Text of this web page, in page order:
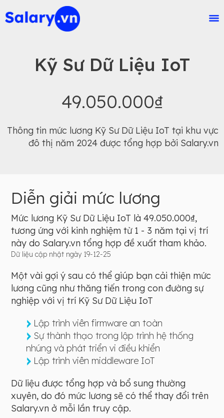
Kỹ Sư Dữ Liệu IoT
49.050.000₫
Thông tin mức lương Kỹ Sư Dữ Liệu IoT tại khu vực
đô thị năm 2024 được tổng hợp bởi Salary.vn
Diễn giải mức lương
Mức lương Kỹ Sư Dữ Liệu IoT là 49.050.000₫,
tương ứng với kinh nghiệm từ 1 - 3 năm tại vị trí
này do Salary.vn tổng hợp đề xuất tham khảo.
Dữ liệu cập nhật ngày 19-12-25
Một vài gợi ý sau có thể giúp bạn cải thiện mức
lương cũng như thăng tiến trong con đường sự
nghiệp với vị trí Kỹ Sư Dữ Liệu IoT
Lập trình viên firmware an toàn
Sự thành thạo trong lập trình hệ thống
nhúng và phát triển vi điều khiển
Lập trình viên middleware IoT
Dữ liệu được tổng hợp và bổ sung thường
xuyên, do đó mức lương sẽ có thể thay đổi trên
Salary.vn ở mỗi lần truy cập.